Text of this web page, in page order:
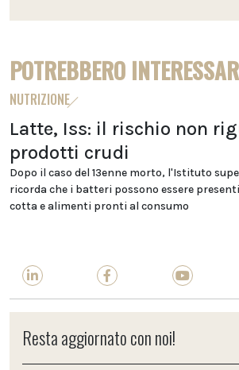
POTREBBERO
NUTRIZIONE
Latte, Iss: il rischio non
prodotti crudi
Dopo il caso del 13enne morto, l'Istituto
ricorda che i batteri possono essere
cotta e alimenti pronti al consumo
Resta aggiornato con noi!